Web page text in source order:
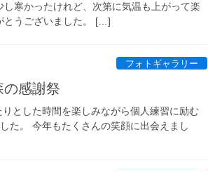
寒かったけれど、次第に気温も上がって楽
とうございました。 […]
フォトギャラリー
感謝祭
とした時間を楽しみながら個人練習に励む
た。 今年もたくさんの笑顔に出会えまし